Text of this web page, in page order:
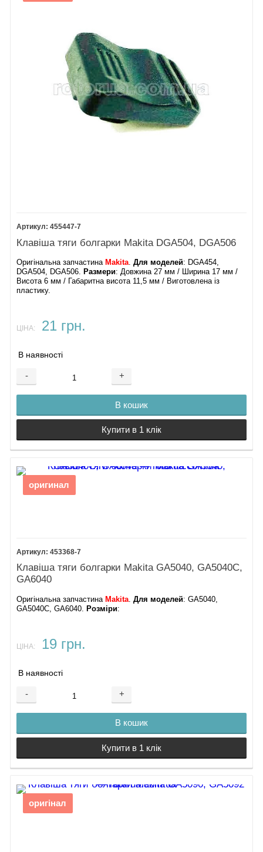
455447-7
Клавіша тяги болгарки Makita DGA504, DGA506
Оригінальна запчастина Makita.Для моделей: DGA454,
DGA504, DGA506. Размери: Довжина 27 мм / Ширина 17 мм /
Висота 6 мм / Габаритна висота 11,5 мм / Виготовлена із
пластику.
ЦІНА: 21 грн.
В наявності
- +
В кошик
Купити в 1 клік
оригинал
453368-7
Клавіша тяги болгарки Makita GA5040, GA5040C,
GA6040
Оригінальна запчастина Makita.Для моделей: GA5040,
GA5040C, GA6040. Розміри:
ЦІНА: 19 грн.
В наявності
- +
В кошик
Купити в 1 клік
оригінал